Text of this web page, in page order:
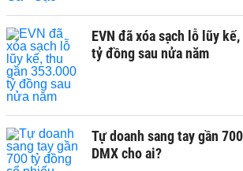
EVN đã xóa sạch lỗ lũy
tỷ đồng sau nửa năm
Tự doanh sang tay gần
DMX cho ai?